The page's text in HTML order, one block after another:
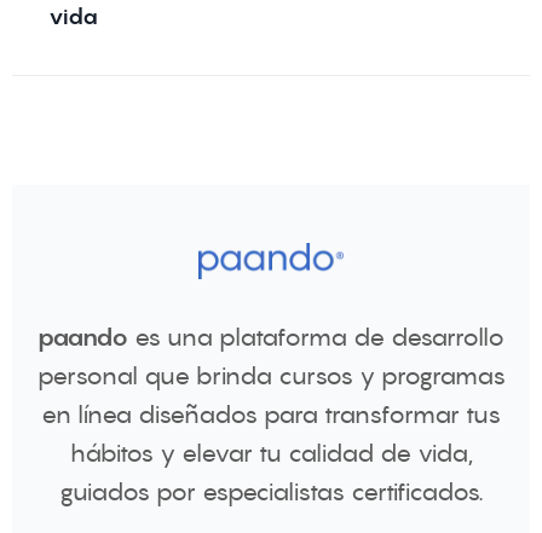
vida
paando es una plataforma de desarrollo
personal que brinda cursos y programas
en línea diseñados para transformar tus
hábitos y elevar tu calidad de vida,
guiados por especialistas certificados.